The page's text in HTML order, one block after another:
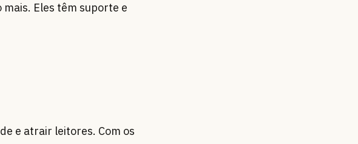
Eles têm suporte e
e atrair leitores. Com os